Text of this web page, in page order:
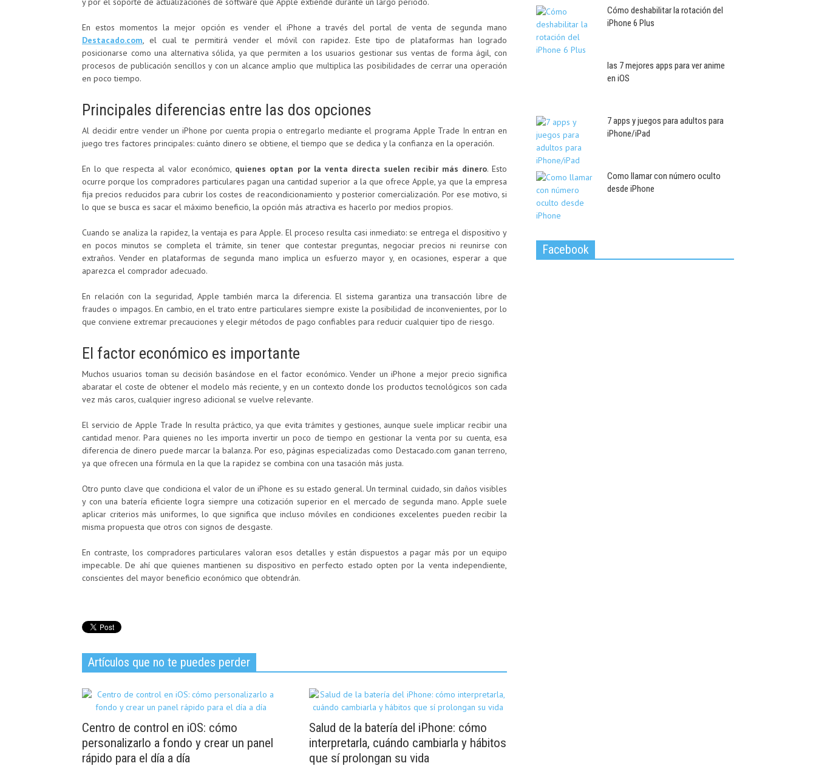
En estos momentos la mejor opción es vender el iPhone a través del portal de venta de segunda mano
Destacado.com, el cual te permitirá vender el móvil con rapidez. Este tipo de plataformas han logrado
posicionarse como una alternativa sólida, ya que permiten a los usuarios gestionar sus ventas de forma ágil, con
procesos de publicación sencillos y con un alcance amplio que multiplica las posibilidades de cerrar una operación
en poco tiempo.
Principales diferencias entre las dos opciones
Al decidir entre vender un iPhone por cuenta propia o entregarlo mediante el programa Apple Trade In entran en
juego tres factores principales: cuánto dinero se obtiene, el tiempo que se dedica y la confianza en la operación.
En lo que respecta al valor económico, quienes optan por la venta directa suelen recibir más dinero. Esto
ocurre porque los compradores particulares pagan una cantidad superior a la que ofrece Apple, ya que la empresa
fija precios reducidos para cubrir los costes de reacondicionamiento y posterior comercialización. Por ese motivo, si
lo que se busca es sacar el máximo beneficio, la opción más atractiva es hacerlo por medios propios.
Cuando se analiza la rapidez, la ventaja es para Apple. El proceso resulta casi inmediato: se entrega el dispositivo y
en pocos minutos se completa el trámite, sin tener que contestar preguntas, negociar precios ni reunirse con
extraños. Vender en plataformas de segunda mano implica un esfuerzo mayor y, en ocasiones, esperar a que
aparezca el comprador adecuado.
En relación con la seguridad, Apple también marca la diferencia. El sistema garantiza una transacción libre de
fraudes o impagos. En cambio, en el trato entre particulares siempre existe la posibilidad de inconvenientes, por lo
que conviene extremar precauciones y elegir métodos de pago confiables para reducir cualquier tipo de riesgo.
El factor económico es importante
Muchos usuarios toman su decisión basándose en el factor económico. Vender un iPhone a mejor precio significa
abaratar el coste de obtener el modelo más reciente, y en un contexto donde los productos tecnológicos son cada
vez más caros, cualquier ingreso adicional se vuelve relevante.
El servicio de Apple Trade In resulta práctico, ya que evita trámites y gestiones, aunque suele implicar recibir una
cantidad menor. Para quienes no les importa invertir un poco de tiempo en gestionar la venta por su cuenta, esa
diferencia de dinero puede marcar la balanza. Por eso, páginas especializadas como Destacado.com ganan terreno,
ya que ofrecen una fórmula en la que la rapidez se combina con una tasación más justa.
Otro punto clave que condiciona el valor de un iPhone es su estado general. Un terminal cuidado, sin daños visibles
y con una batería eficiente logra siempre una cotización superior en el mercado de segunda mano. Apple suele
aplicar criterios más uniformes, lo que significa que incluso móviles en condiciones excelentes pueden recibir la
misma propuesta que otros con signos de desgaste.
En contraste, los compradores particulares valoran esos detalles y están dispuestos a pagar más por un equipo
impecable. De ahí que quienes mantienen su dispositivo en perfecto estado opten por la venta independiente,
conscientes del mayor beneficio económico que obtendrán.
Artículos que no te puedes perder
Centro de control en iOS: cómo
personalizarlo a fondo y crear un panel
rápido para el día a día
Salud de la batería del iPhone: cómo
interpretarla, cuándo cambiarla y hábitos
que sí prolongan su vida
Cómo deshabilitar la rotación del
iPhone 6 Plus
las 7 mejores apps para ver anime
en iOS
7 apps y juegos para adultos para
iPhone/iPad
Como llamar con número oculto
desde iPhone
Facebook